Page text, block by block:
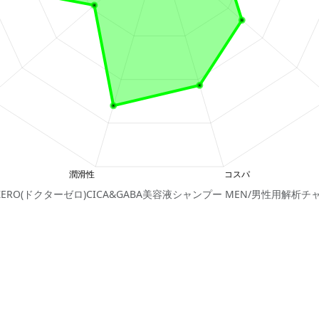
ドクターゼロ)CICA&GABA美容液シャンプー MEN/男性用解析チ